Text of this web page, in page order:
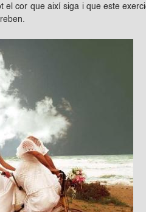
cor que així siga i que este